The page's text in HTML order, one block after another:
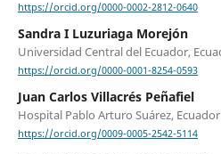
https://orcid.org/0000-0002-2812-0640
Sandra I Luzuriaga Morejón
Universidad Central del Ecuador,
https://orcid.org/0000-0001-8254-0593
Juan Carlos Villacrés Peñafiel
Hospital Pablo Arturo Suárez,
https://orcid.org/0009-0005-2542-5114